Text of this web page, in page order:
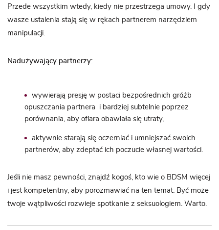
Przede wszystkim wtedy, kiedy nie przestrzega umowy. I gdy
wasze ustalenia stają się w rękach partnerem narzędziem
manipulacji.
Nadużywający partnerzy:
wywierają presję w postaci bezpośrednich gróźb
opuszczania partnera i bardziej subtelnie poprzez
porównania, aby ofiara obawiała się utraty,
aktywnie starają się oczerniać i umniejszać swoich
partnerów, aby zdeptać ich poczucie własnej wartości.
Jeśli nie masz pewności, znajdź kogoś, kto wie o BDSM więcej
i jest kompetentny, aby porozmawiać na ten temat. Być może
twoje wątpliwości rozwieje spotkanie z seksuologiem. Warto.